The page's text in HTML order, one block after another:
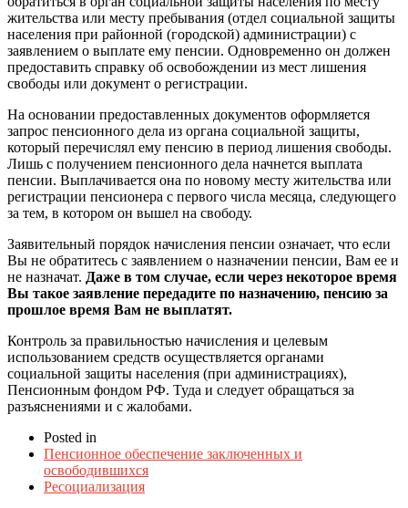
жительства или месту пребывания (отдел социальной защиты
населения при районной (городской) администрации) с
заявлением о выплате ему пенсии. Одновременно он должен
предоставить справку об освобождении из мест лишения
свободы или документ о регистрации.
На основании предоставленных документов оформляется
запрос пенсионного дела из органа социальной защиты,
который перечислял ему пенсию в период лишения свободы.
Лишь с получением пенсионного дела начнется выплата
пенсии. Выплачивается она по новому месту жительства или
регистрации пенсионера с первого числа месяца, следующего
за тем, в котором он вышел на свободу.
Заявительный порядок начисления пенсии означает, что если
Вы не обратитесь с заявлением о назначении пенсии, Вам ее и
не назначат. Даже в том случае, если через некоторое время
Вы такое заявление передадите по назначению, пенсию за
прошлое время Вам не выплатят.
Контроль за правильностью начисления и целевым
использованием средств осуществляется органами
социальной защиты населения (при администрациях),
Пенсионным фондом РФ. Туда и следует обращаться за
разъяснениями и с жалобами.
Posted in
Пенсионное обеспечение заключенных и
освободившихся
Ресоциализация